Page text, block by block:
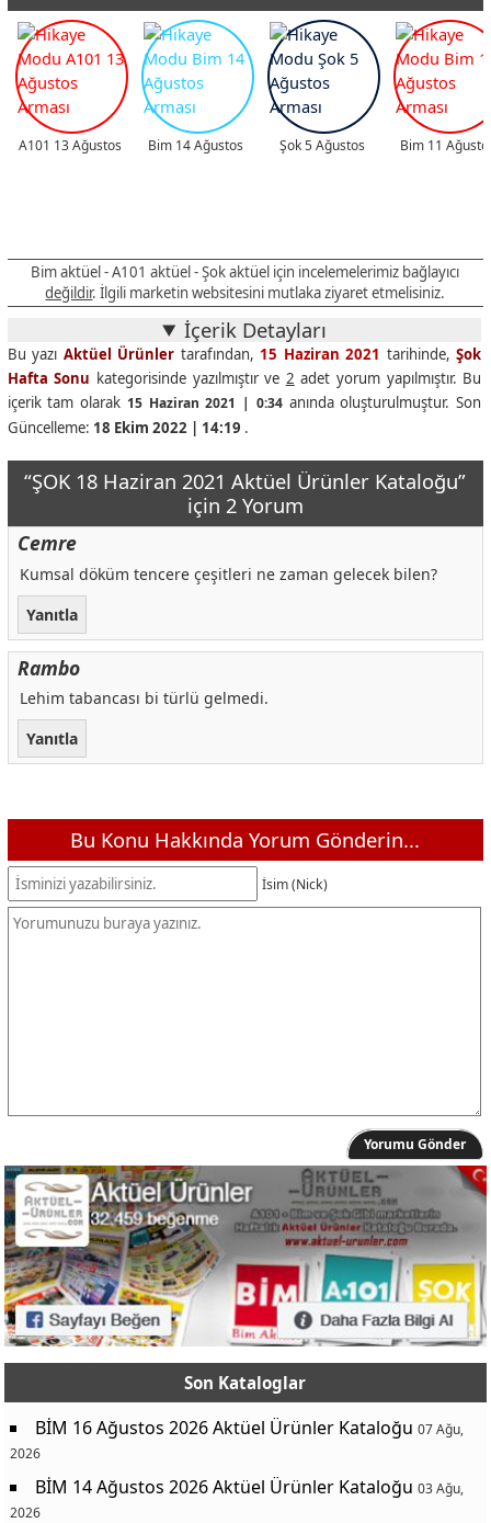
12 Kartlık Çeşitleri ₺7,99
Tekstil
13
Erkek Outdoor Pantolon ₺129,00
Tekstil
14
Letoon Erkek Trekking Ayakkabı ₺79,90
Tekstil
15
Erkek Koleksiyon Çapraz / Düz Terlik ₺26,95
Tekstil
16
Yumuş Kons. Yumuşatıcı Çeş. 1008ml₺13,00
Temizlik
A101 13 Ağustos Bim 14 Ağustos Şok 5 Ağustos Bim 11
Bim aktüel - A101 aktüel - Şok aktüel için incelemelerimiz bağlayıcı
değildir. İlgili marketin websitesini mutlaka ziyaret etmelisiniz.
İçerik Detayları
Bu yazı Aktüel Ürünler tarafından, 15 Haziran 2021 tarihinde,Şok
Hafta Sonu kategorisinde yazılmıştır ve 2 adet yorum yapılmıştır. Bu
içerik tam olarak 15 Haziran 2021 | 0:34anında oluşturulmuştur. Son
Güncelleme: 18 Ekim 2022 | 14:19 .
“ŞOK 18 Haziran 2021 Aktüel Ürünler Kataloğu”
için 2 Yorum
Cemre
Kumsal döküm tencere çeşitleri ne zaman gelecek bilen?
Yanıtla
Rambo
Lehim tabancası bi türlü gelmedi.
Yanıtla
Bu Konu Hakkında Yorum Gönderin...
İsim (Nick)
Yorumu Gönder
Son Kataloglar
BİM 16 Ağustos 2026 Aktüel Ürünler Kataloğu 07 Ağu,
2026
BİM 14 Ağustos 2026 Aktüel Ürünler Kataloğu 03 Ağu,
2026